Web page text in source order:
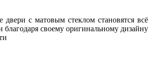
с матовым стеклом становятся всё
благодаря своему оригинальному дизайну